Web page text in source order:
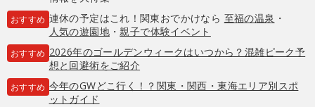
おすすめ 連休の予定はこれ！関東おでかけなら 至福の温泉 ・
人気の遊園地・親子で体験イベント
おすすめ 2026年のゴールデンウィークはいつから？混雑ピーク予
想と回避術をご紹介
おすすめ 今年のGWどこ行く！？関東・関西・東海エリア別スポ
ットガイド